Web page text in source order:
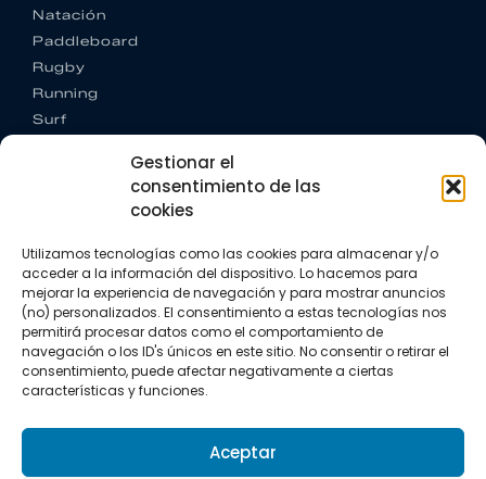
Gestionar el
consentimiento de las
cookies
Utilizamos tecnologías como las cookies para almacenar y/o
acceder a la información del dispositivo. Lo hacemos para
mejorar la experiencia de navegación y para mostrar anuncios
(no) personalizados. El consentimiento a estas tecnologías nos
permitirá procesar datos como el comportamiento de
navegación o los ID's únicos en este sitio. No consentir o retirar el
consentimiento, puede afectar negativamente a ciertas
características y funciones.
Aceptar
Natación
Paddleboard
Rugby
Running
Surf
CONTACTO
+34 662 342 177
info@vkssport.com
SÍGUENOS
Política de privacidad
Política de cookies